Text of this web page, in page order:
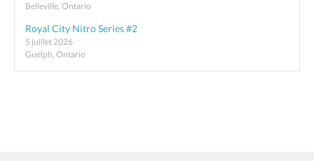
Belleville, Ontario
Royal City Nitro Series #2
5 juillet 2026
Guelph, Ontario